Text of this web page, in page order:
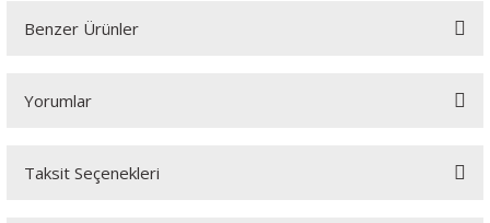
Benzer Ürünler
Yorumlar
Taksit Seçenekleri